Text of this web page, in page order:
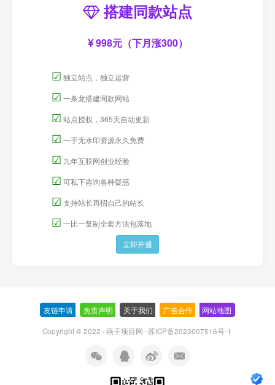
搭建同款站点
998元（下月涨300）
☑ 独立站点，独立运营
☑ 一条龙搭建同款网站
☑ 站点授权，365天自动更新
☑ 一手无水印资源永久免费
☑ 九年互联网创业经验
☑ 可私下咨询各种疑惑
☑ 支持站长再招自己的站长
☑ 一比一复制全套方法包落地
立即开通
友链申请 免责声明 关于我们 广告合作 网站地图
Copyright © 2022 · 燕子项目网--苏ICP备2023007516号-1